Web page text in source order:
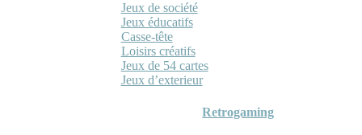
Jeux de société
Jeux éducatifs
Casse-tête
Loisirs créatifs
Jeux de 54 cartes
Jeux d’exterieur
Retrogaming